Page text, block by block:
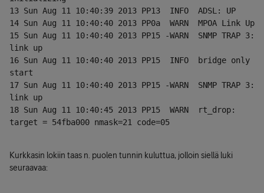
13 Sun Aug 11 10:40:39 2013 PP13  INFO  ADSL: UP
14 Sun Aug 11 10:40:40 2013 PP0a  WARN  MPOA Link Up
15 Sun Aug 11 10:40:40 2013 PP15 -WARN  SNMP TRAP 3:
link up
16 Sun Aug 11 10:40:40 2013 PP15  INFO  bridge only
start
17 Sun Aug 11 10:40:40 2013 PP15 -WARN  SNMP TRAP 3:
link up
18 Sun Aug 11 10:40:45 2013 PP15  WARN  rt_drop:
target = 54fba000 nmask=21 code=05
Kurkkasin lokiin taas n. puolen tunnin kuluttua, jolloin siellä luki
seuraavaa: